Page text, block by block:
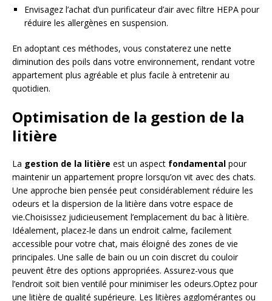
Envisagez l’achat d’un purificateur d’air avec filtre HEPA pour
réduire les allergènes en suspension.
En adoptant ces méthodes, vous constaterez une nette
diminution des poils dans votre environnement, rendant votre
appartement plus agréable et plus facile à entretenir au
quotidien.
Optimisation de la gestion de la
litière
La gestion de la litière est un aspect fondamental pour
maintenir un appartement propre lorsqu’on vit avec des chats.
Une approche bien pensée peut considérablement réduire les
odeurs et la dispersion de la litière dans votre espace de
vie.Choisissez judicieusement l’emplacement du bac à litière.
Idéalement, placez-le dans un endroit calme, facilement
accessible pour votre chat, mais éloigné des zones de vie
principales. Une salle de bain ou un coin discret du couloir
peuvent être des options appropriées. Assurez-vous que
l’endroit soit bien ventilé pour minimiser les odeurs.Optez pour
une litière de qualité supérieure. Les litières agglomérantes ou